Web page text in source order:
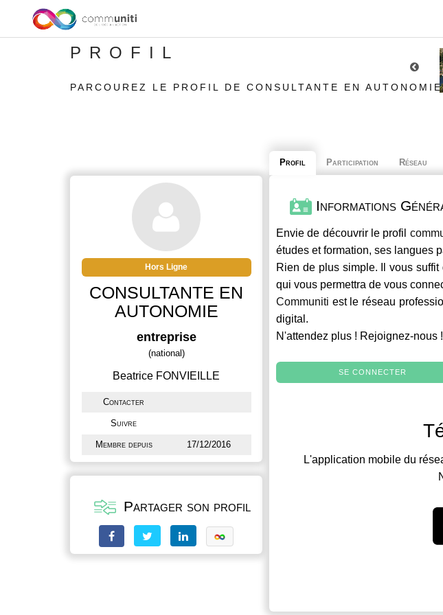
PROFIL
PARCOUREZ LE PROFIL DE CONSULTANTE EN AUTONOMIE
Hors Ligne
CONSULTANTE EN
AUTONOMIE
entreprise
(national)
Beatrice FONVIEILLE
Contacter
Suivre
Membre depuis 17/12/2016
Partager son profil
Profil Participation Réseau
Informations
Envie de découvrir le profil
études et formation, ses langues
Rien de plus simple. Il vous
qui vous permettra de vous
Communiti est le réseau
digital.
N'attendez plus ! Rejoignez-nous !
SE CONNECTER
L'application mobile du